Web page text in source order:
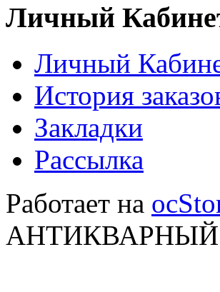
Личный
Личный
История
Закладки
Рассылка
Работает на
АНТИКВАРНЫЙ